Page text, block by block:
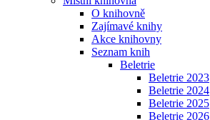
O knihovně
Zajímavé knihy
Akce knihovny
Seznam knih
Beletrie
Beletrie 2023
Beletrie 2024
Beletrie 2025
Beletrie 2026